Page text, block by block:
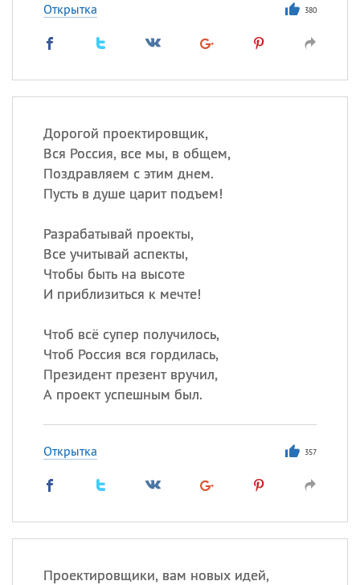
Открытка 380
Дорогой проектировщик,
Вся Россия, все мы, в общем,
Поздравляем с этим днем.
Пусть в душе царит подъем!
Разрабатывай проекты,
Все учитывай аспекты,
Чтобы быть на высоте
И приблизиться к мечте!
Чтоб всё супер получилось,
Чтоб Россия вся гордилась,
Президент презент вручил,
А проект успешным был.
Открытка 357
Проектировщики, вам новых идей,